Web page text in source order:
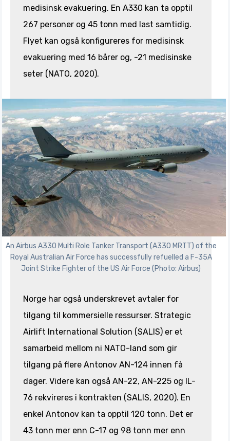
medisinsk evakuering. En A330 kan ta opptil
267 personer og 45 tonn med last samtidig.
Flyet kan også konfigureres for medisinsk
evakuering med 16 bårer og, -21 medisinske
seter (NATO, 2020).
An Airbus A330 Multi Role Tanker Transport (A330 MRTT) of the
Royal Australian Air Force has successfully refuelled a F-35A
Joint Strike Fighter of the US Air Force (Photo: Airbus)
Norge har også underskrevet avtaler for
tilgang til kommersielle ressurser. Strategic
Airlift International Solution (SALIS) er et
samarbeid mellom ni NATO-land som gir
tilgang på flere Antonov AN-124 innen få
dager. Videre kan også AN-22, AN-225 og IL-
76 rekvireres i kontrakten (SALIS, 2020). En
enkel Antonov kan ta opptil 120 tonn. Det er
43 tonn mer enn C-17 og 98 tonn mer enn